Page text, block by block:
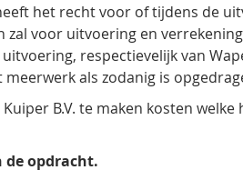
het recht voor of tijdens de
zal voor uitvoering en
respectievelijk van
als zodanig is
B.V. te maken kosten
de opdracht.